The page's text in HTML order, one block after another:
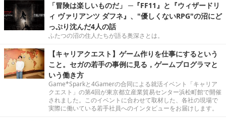
「冒険は楽しいものだ」 ─『FF11』と『ウィザードリ
ィ ヴァリアンツ ダフネ』、"優しくないRPG"の沼にど
っぷり沈んだ4人の話
ふたつの沼の住人たちが語る奥深さとは。
【キャリアクエスト】ゲーム作りを仕事にするという
こと。セガの若手の事例に見る，ゲームプログラマと
いう働き方
Game*Sparkと4Gamerの合同による就活イベント「キャリア
クエスト」の第4回が東京都立産業貿易センター浜松町館で開催
されました。このイベントに合わせて取材した、各社の現場で
実際に働いている若手社員へのインタビューをお届けします。